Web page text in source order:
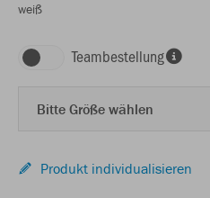
weiß
Teambestellung
Bitte Größe wählen
Produkt individualisieren